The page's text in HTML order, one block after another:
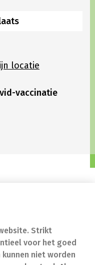
Strikt
voor het goed
niet worden
locatie
vaccinatie
van nood